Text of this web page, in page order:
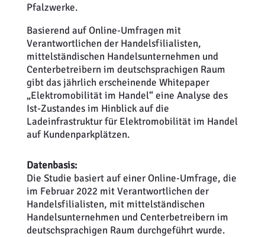
Pfalzwerke.
Basierend auf Online-Umfragen mit
Verantwortlichen der Handelsfilialisten,
mittelständischen Handelsunternehmen und
Centerbetreibern im deutschsprachigen Raum
gibt das jährlich erscheinende Whitepaper
„Elektromobilität im Handel“ eine Analyse des
Ist-Zustandes im Hinblick auf die
Ladeinfrastruktur für Elektromobilität im Handel
auf Kundenparkplätzen.
Datenbasis:
Die Studie basiert auf einer Online-Umfrage, die
im Februar 2022 mit Verantwortlichen der
Handelsfilialisten, mit mittelständischen
Handelsunternehmen und Centerbetreibern im
deutschsprachigen Raum durchgeführt wurde.